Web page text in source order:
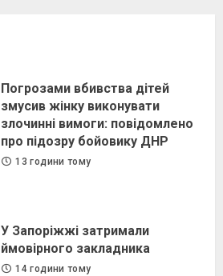
Погрозами вбивства дітей
змусив жінку виконувати
злочинні вимоги: повідомлено
про підозру бойовику ДНР
13 години тому
У Запоріжжі затримали
ймовірного закладника
14 години тому